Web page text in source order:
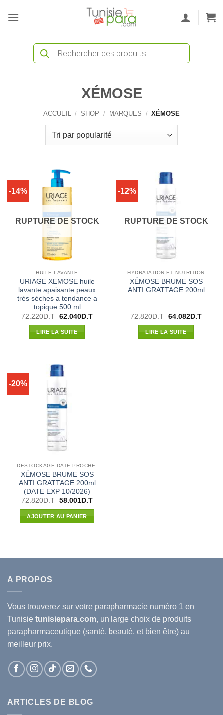
Recherche
produits
XÉMOSE
ACCUEIL / SHOP / MARQUES / XÉMOSE
-14%
RUPTURE DE STOCK
HUILE LAVANTE
URIAGE XEMOSE huile
lavante apaisante peaux
très sèches a tendance a
topique 500 ml
72.220D.T Le
initial
était :
62.040D.TLe
LIRE LA SUITE
-12%
RUPTURE DE STOCK
HYDRATATION ET NUTRITION
XÉMOSE BRUME SOS
ANTI GRATTAGE 200ml
72.820D.T Le
initial
était :
64.082D.TLe
LIRE LA SUITE
-20%
DESTOCKAGE DATE PROCHE
XÉMOSE BRUME SOS
ANTI GRATTAGE 200ml
(DATE EXP 10/2026)
72.820D.T Le
initial
était :
58.001D.TLe
AJOUTER AU PANIER
A PROPOS
Vous trouverez sur votre parapharmacie numéro 1 en
Tunisie tunisiepara.com, un large choix de produits
parapharmaceutique (santé, beauté, et bien être) au
meilleur prix.
ARTICLES DE BLOG